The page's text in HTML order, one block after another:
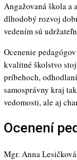
Angažovaná škola a
dlhodobý rozvoj
vedením sú
Ocenenie
kvalitné školstvo
príbehoch,
samosprávny kraj
vedomosti, ale aj
Ocenení
Mgr. Anna